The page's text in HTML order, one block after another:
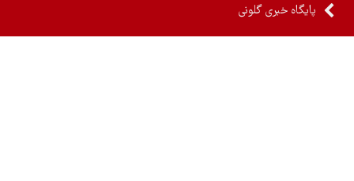
پایگاه خبری گلونی